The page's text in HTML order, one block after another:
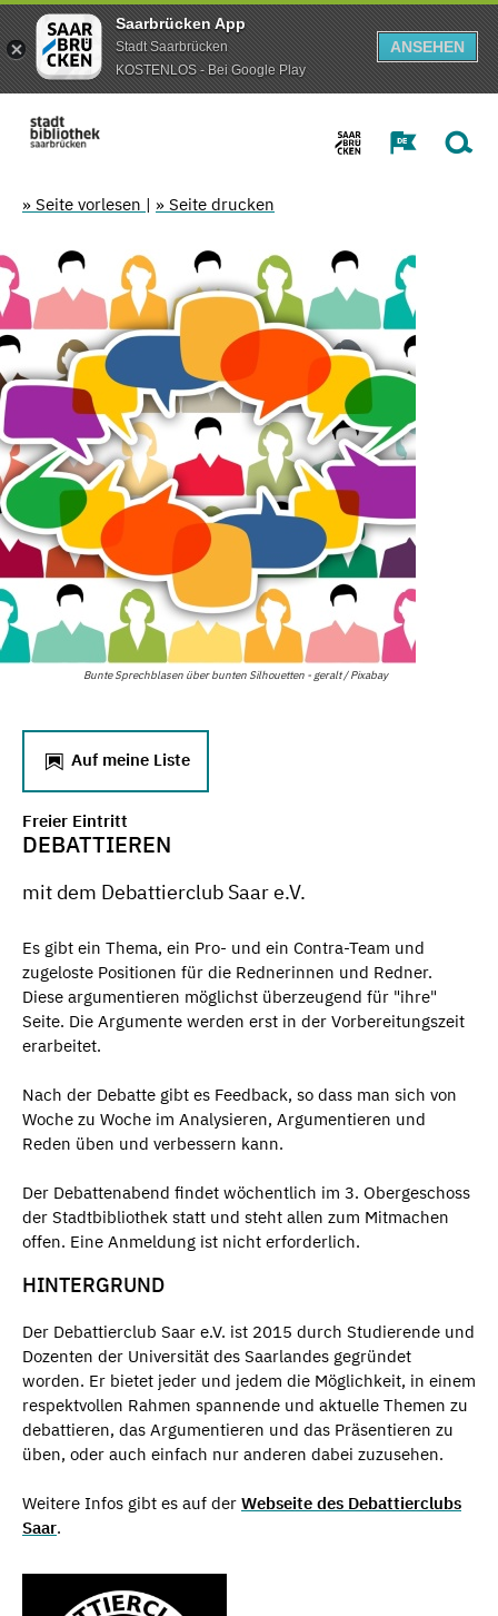
Saarbrücken App
Stadt Saarbrücken
KOSTENLOS - Bei Google Play
ANSEHEN
» Seite vorlesen | » Seite drucken
Bunte Sprechblasen über bunten Silhouetten - geralt / Pixabay
Auf meine Liste
Freier Eintritt
DEBATTIEREN
mit dem Debattierclub Saar e.V.
Es gibt ein Thema, ein Pro- und ein Contra-Team und
zugeloste Positionen für die Rednerinnen und Redner.
Diese argumentieren möglichst überzeugend für "ihre"
Seite. Die Argumente werden erst in der Vorbereitungszeit
erarbeitet.
Nach der Debatte gibt es Feedback, so dass man sich von
Woche zu Woche im Analysieren, Argumentieren und
Reden üben und verbessern kann.
Der Debattenabend findet wöchentlich im 3. Obergeschoss
der Stadtbibliothek statt und steht allen zum Mitmachen
offen. Eine Anmeldung ist nicht erforderlich.
HINTERGRUND
Der Debattierclub Saar e.V. ist 2015 durch Studierende und
Dozenten der Universität des Saarlandes gegründet
worden. Er bietet jeder und jedem die Möglichkeit, in einem
respektvollen Rahmen spannende und aktuelle Themen zu
debattieren, das Argumentieren und das Präsentieren zu
üben, oder auch einfach nur anderen dabei zuzusehen.
Weitere Infos gibt es auf der Webseite des Debattierclubs
Saar.